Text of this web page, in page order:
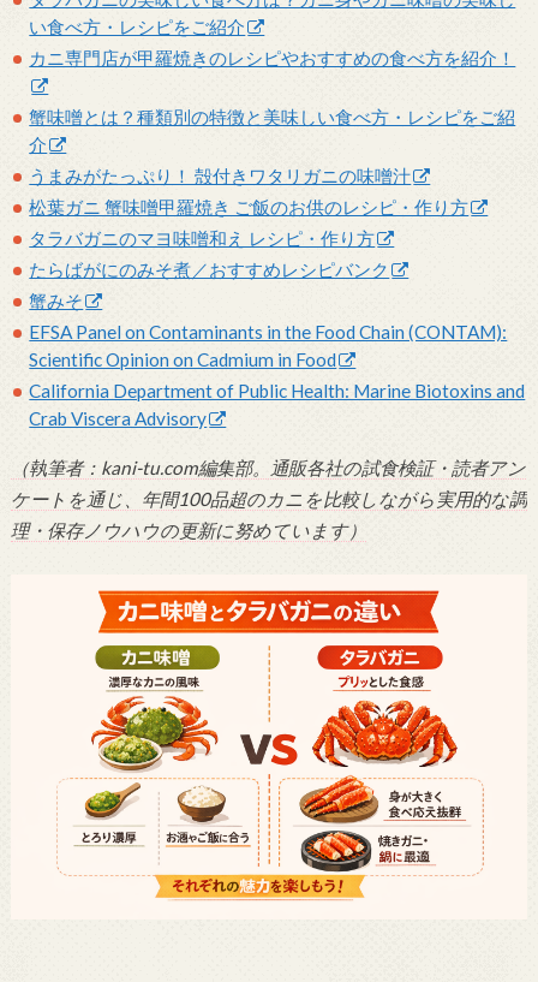
い食べ方・レシピをご紹介
カニ専門店が甲羅焼きのレシピやおすすめの食べ方を紹介！
蟹味噌とは？種類別の特徴と美味しい食べ方・レシピをご紹
介
うまみがたっぷり！ 殻付きワタリガニの味噌汁
松葉ガニ 蟹味噌甲羅焼き ご飯のお供のレシピ・作り方
タラバガニのマヨ味噌和え レシピ・作り方
たらばがにのみそ煮／おすすめレシピバンク
蟹みそ
EFSA Panel on Contaminants in the Food Chain (CONTAM):
Scientific Opinion on Cadmium in Food
California Department of Public Health: Marine Biotoxins and
Crab Viscera Advisory
（執筆者：kani-tu.com編集部。通販各社の試食検証・読者アン
ケートを通じ、年間100品超のカニを比較しながら実用的な調
理・保存ノウハウの更新に努めています）